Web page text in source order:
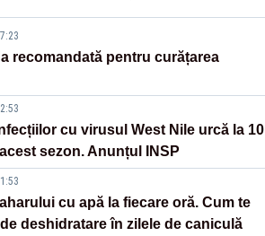
recomandată pentru curățarea
cu virusul West Nile urcă la 10
sezon. Anunțul INSP
cu apă la fiecare oră. Cum te
deshidratare în zilele de caniculă